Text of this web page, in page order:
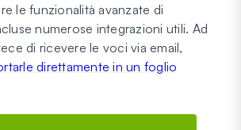
le funzionalità avanzate di
numerose integrazioni utili. Ad
di ricevere le voci via email,
direttamente in un foglio